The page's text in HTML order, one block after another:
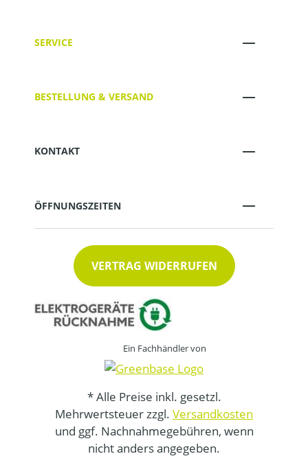
SERVICE
BESTELLUNG & VERSAND
KONTAKT
ÖFFNUNGSZEITEN
VERTRAG WIDERRUFEN
Ein Fachhändler von
* Alle Preise inkl. gesetzl.
Mehrwertsteuer zzgl. Versandkosten
und ggf. Nachnahmegebühren, wenn
nicht anders angegeben.